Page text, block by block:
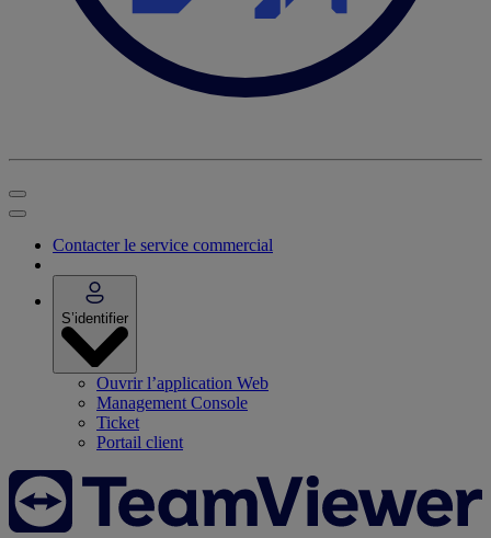
Contacter le service commercial
S’identifier
Ouvrir l’application Web
Management Console
Ticket
Portail client